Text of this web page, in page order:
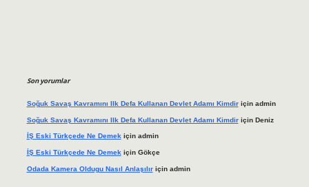
Son yorumlar
Soğuk Savaş Kavramını Ilk Defa Kullanan Devlet Adamı Kimdiriçin admin
Soğuk Savaş Kavramını Ilk Defa Kullanan Devlet Adamı Kimdiriçin Deniz
İŞ Eski Türkçede Ne Demekiçin admin
İŞ Eski Türkçede Ne Demek için Gökçe
Odada Kamera Oldugu Nasıl Anlaşılıriçin admin